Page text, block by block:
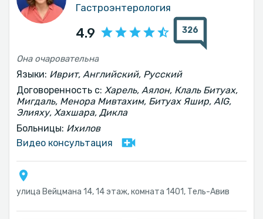
Гастроэнтерология
4.9 326
Она очаровательна
Языки: Иврит, Английский, Русский
Договоренность с: Харель, Аялон, Клаль Битуах,
Мигдаль, Менора Мивтахим, Битуах Яшир, AIG,
Элияху, Хахшара, Дикла
Больницы: Ихилов
Видео консультация
улица Вейцмана 14, 14 этаж, комната 1401, Тель-Авив‎